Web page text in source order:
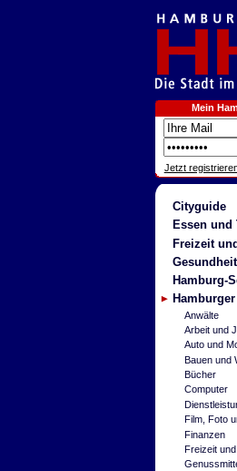
Mein
Jetzt
Cityguide
Essen und
Freizeit
Gesundheit
Hamburg-
Anwälte
Arbeit und
Auto und
Bauen und
Bücher
Computer
Film, Foto
Finanzen
Freizeit